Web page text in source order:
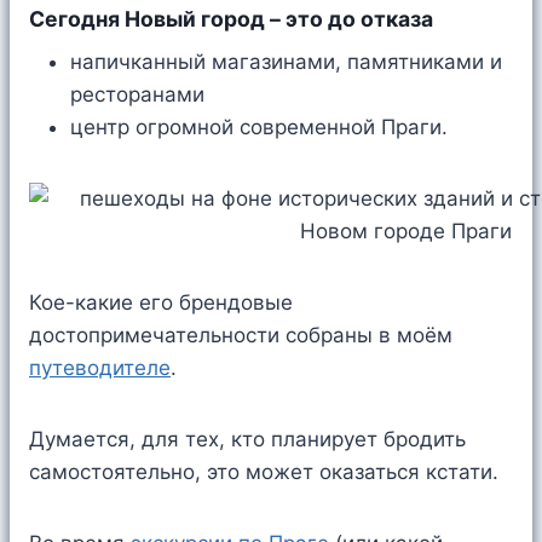
Сегодня Новый город – это до отказа
напичканный магазинами, памятниками и
ресторанами
центр огромной современной Праги.
Кое-какие его брендовые
достопримечательности собраны в моём
путеводителе.
Думается, для тех, кто планирует бродить
самостоятельно, это может оказаться кстати.